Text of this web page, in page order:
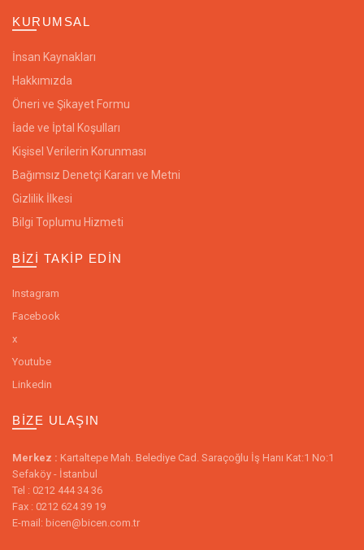
KURUMSAL
İnsan Kaynakları
Hakkımızda
Öneri ve Şikayet Formu
İade ve İptal Koşulları
Kişisel Verilerin Korunması
Bağımsız Denetçi Kararı ve Metni
Gizlilik İlkesi
Bilgi Toplumu Hizmeti
BIZI TAKIP EDIN
Instagram
Facebook
x
Youtube
Linkedin
BIZE ULAŞIN
Merkez : Kartaltepe Mah. Belediye Cad. Saraçoğlu İş Hanı Kat:1 No:1
Sefaköy - İstanbul
Tel : 0212 444 34 36
Fax : 0212 624 39 19
E-mail: bicen@bicen.com.tr